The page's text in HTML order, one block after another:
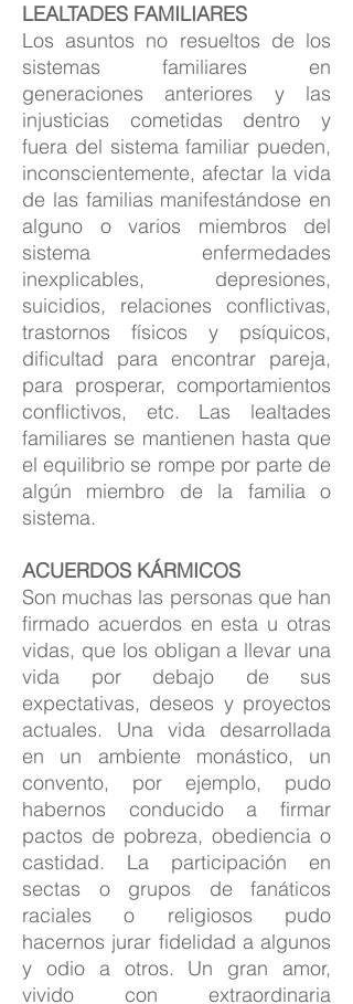
LEALTADES FAMILIARES
Los asuntos no resueltos de los
sistemas familiares en
generaciones anteriores y las
injusticias cometidas dentro y
fuera del sistema familiar pueden,
inconscientemente, afectar la vida
de las familias manifestándose en
alguno o varios miembros del
sistema enfermedades
inexplicables, depresiones,
suicidios, relaciones conflictivas,
trastornos físicos y psíquicos,
dificultad para encontrar pareja,
para prosperar, comportamientos
conflictivos, etc. Las lealtades
familiares se mantienen hasta que
el equilibrio se rompe por parte de
algún miembro de la familia o
sistema.
ACUERDOS KÁRMICOS
Son muchas las personas que han
firmado acuerdos en esta u otras
vidas, que los obligan a llevar una
vida por debajo de sus
expectativas, deseos y proyectos
actuales. Una vida desarrollada
en un ambiente monástico, un
convento, por ejemplo, pudo
habernos conducido a firmar
pactos de pobreza, obediencia o
castidad. La participación en
sectas o grupos de fanáticos
raciales o religiosos pudo
hacernos jurar fidelidad a algunos
y odio a otros. Un gran amor,
vivido con extraordinaria